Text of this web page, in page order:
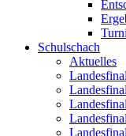
Schulschach
Aktuelles